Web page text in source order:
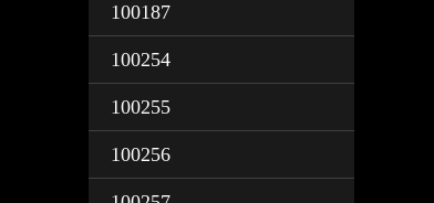
100187
100254
100255
100256